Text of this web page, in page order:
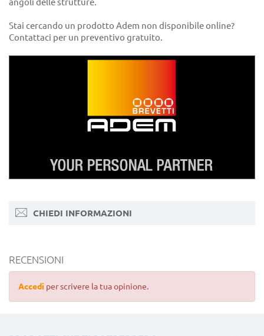
Stai cercando un prodotto Adem non disponibile online?
Contattaci per un preventivo gratuito.
CHIEDI INFORMAZIONI
RECENSIONI
Accedi per scrivere la tua opinione.